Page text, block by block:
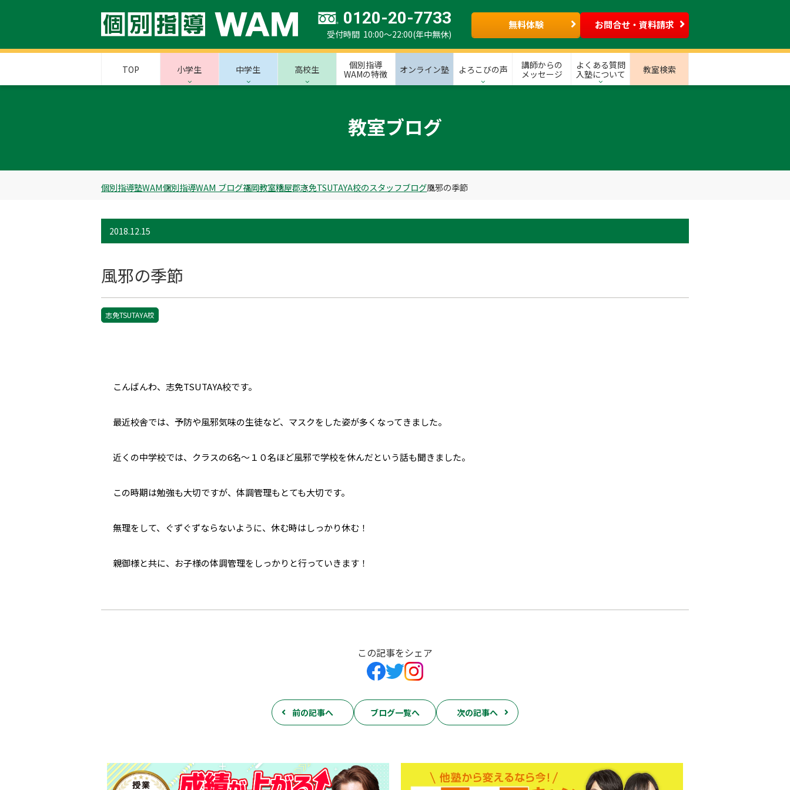
0120-20-7733
受付時間 10:00～22:00(年中無休)
無料体験 お問合せ・資料請求
TOP 小学生 中学生 高校生
個別指導
WAMの特徴
オンライン塾 よろこびの声
講師からの
メッセージ
よくある質問
入塾について
教室検索
教室ブログ
個別指導塾WAM個別指導WAM ブログ福岡教室糟屋郡志免TSUTAYA校のスタッフブログ風邪の季節
2018.12.15
風邪の季節
志免TSUTAYA校
こんばんわ、志免TSUTAYA校です。
最近校舎では、予防や風邪気味の生徒など、マスクをした姿が多くなってきました。
近くの中学校では、クラスの6名～１０名ほど風邪で学校を休んだという話も聞きました。
この時期は勉強も大切ですが、体調管理もとても大切です。
無理をして、ぐずぐずならないように、休む時はしっかり休む！
親御様と共に、お子様の体調管理をしっかりと行っていきます！
この記事をシェア
前の記事へ ブログ一覧へ 次の記事へ